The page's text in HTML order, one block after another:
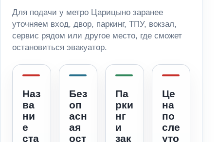
Для подачи у метро Царицыно заранее
уточняем вход, двор, паркинг, ТПУ, вокзал,
сервис рядом или другое место, где сможет
остановиться эвакуатор.
Наз
ва
ни
е
ста
Без
оп
асн
ая
ост
Па
рки
нг
и
зак
Це
на
по
сле
уто